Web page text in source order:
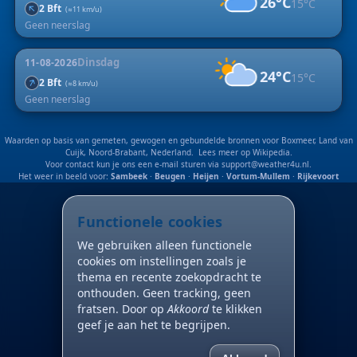
15°C
Geen neerslag
↑2 Bft (≈11 km/u)
11-08-2026Dinsdag
24°C15°C
Geen neerslag
↑2 Bft (≈8 km/u)
Waarden op basis van gemeten, gewogen en gebundelde bronnen voor Boxmeer, Land van
Cuijk, Noord-Brabant, Nederland. Lees meer op Wikipedia.
Voor contact kun je ons een e-mail sturen via support@weather4u.nl.
Het weer in beeld voor: Sambeek · Beugen · Heijen · Vortum-Mullem · Rijkevoort
Functionele cookies
We gebruiken alleen functionele
cookies om instellingen zoals je
thema en recente zoekopdracht te
onthouden. Geen tracking, geen
fratsen. Door opAkkoordte klikken
geef je aan het te begrijpen.